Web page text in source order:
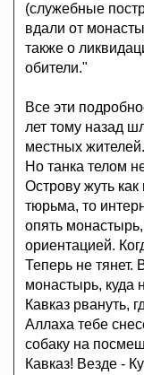
(служебные
вдали от
также о
обители."
Все эти
лет тому назад
местных
Но танка телом
Острову жуть
тюрьма, то
опять
ориентацией.
Теперь не тянет.
монастырь, куда
Кавказ рвануть,
Аллаха тебе
собаку на
Кавказ! Везде -